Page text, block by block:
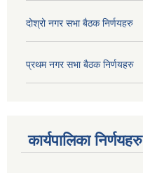
दोश्रो नगर सभा बैठक निर्णयहरु
प्रथम नगर सभा बैठक निर्णयहरु
कार्यपालिका निर्णयहरु